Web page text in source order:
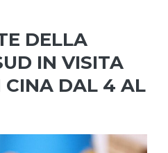
DELLA
IN VISITA
CINA DAL 4 AL